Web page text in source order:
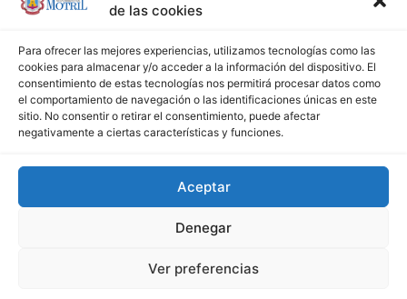
de las cookies
Para ofrecer las mejores experiencias, utilizamos tecnologías como las
cookies para almacenar y/o acceder a la información del dispositivo. El
consentimiento de estas tecnologías nos permitirá procesar datos como
el comportamiento de navegación o las identificaciones únicas en este
sitio. No consentir o retirar el consentimiento, puede afectar
negativamente a ciertas características y funciones.
Aceptar
Denegar
Ver preferencias